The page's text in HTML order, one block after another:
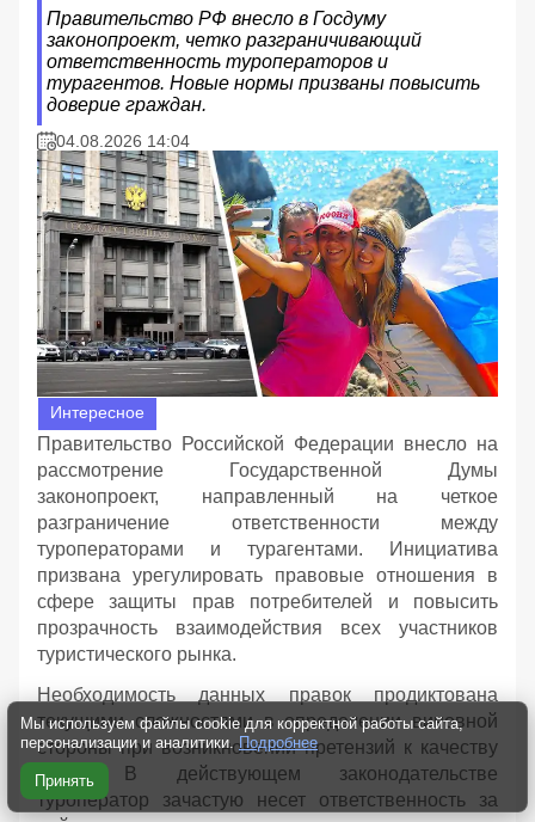
Правительство РФ внесло в Госдуму
законопроект, четко разграничивающий
ответственность туроператоров и
турагентов. Новые нормы призваны повысить
доверие граждан.
04.08.2026 14:04
Интересное
Правительство Российской Федерации внесло на
рассмотрение Государственной Думы
законопроект, направленный на четкое
разграничение ответственности между
туроператорами и турагентами. Инициатива
призвана урегулировать правовые отношения в
сфере защиты прав потребителей и повысить
прозрачность взаимодействия всех участников
туристического рынка.
Необходимость данных правок продиктована
текущими сложностями в определении виновной
стороны при возникновении претензий к качеству
услуг. В действующем законодательстве
туроператор зачастую несет ответственность за
Мы используем файлы cookie для корректной работы сайта,
персонализации и аналитики. Подробнее
Принять